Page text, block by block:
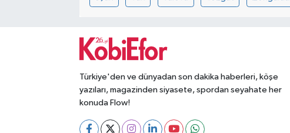
Türkiye'den ve dünyadan son dakika haberleri, köşe
yazıları, magazinden siyasete, spordan seyahate her
konuda Flow!